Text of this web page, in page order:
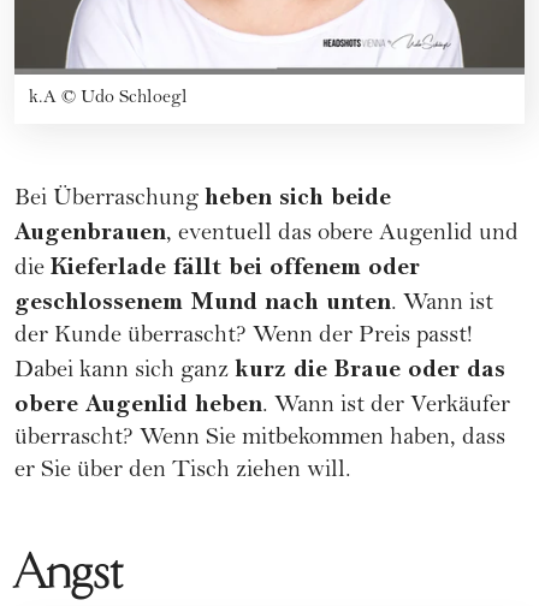
k.A © Udo Schloegl
Bei Überraschung heben sich beide
Augenbrauen, eventuell das obere Augenlid und
die Kieferlade fällt bei offenem oder
geschlossenem Mund nach unten. Wann ist
der Kunde überrascht? Wenn der Preis passt!
Dabei kann sich ganz kurz die Braue oder das
obere Augenlid heben. Wann ist der Verkäufer
überrascht? Wenn Sie mitbekommen haben, dass
er Sie über den Tisch ziehen will.
Angst